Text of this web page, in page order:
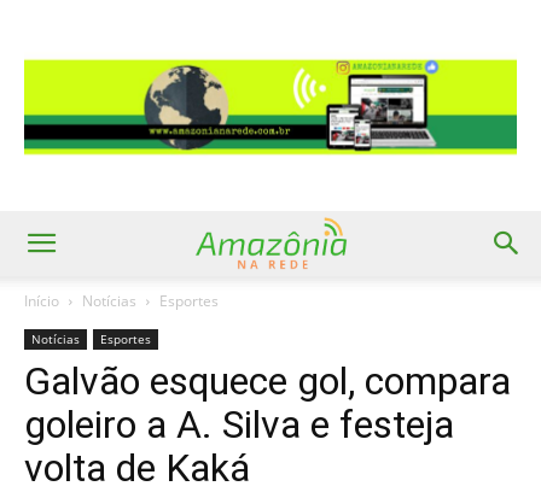
Início Notícias Esportes
Notícias Esportes
Galvão esquece gol, compara
goleiro a A. Silva e festeja
volta de Kaká